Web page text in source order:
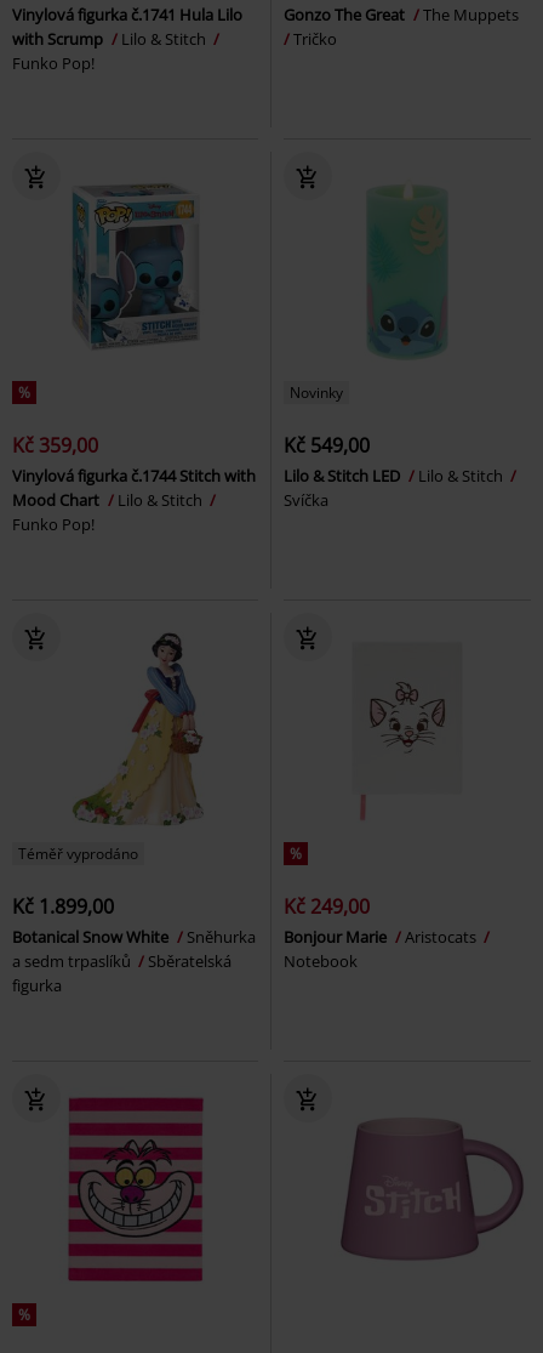
Vinylová figurka č.1741 Hula Lilo
with Scrump
Lilo & Stitch
Funko Pop!
Gonzo The Great
The Muppets
Tričko
%
Kč 359,00
Vinylová figurka č.1744 Stitch with
Mood Chart
Lilo & Stitch
Funko Pop!
Novinky
Kč 549,00
Lilo & Stitch LED
Lilo & Stitch
Svíčka
Téměř vyprodáno
Kč 1.899,00
Botanical Snow White
Sněhurka
a sedm trpaslíků
Sběratelská
figurka
%
Kč 249,00
Bonjour Marie
Aristocats
Notebook
%